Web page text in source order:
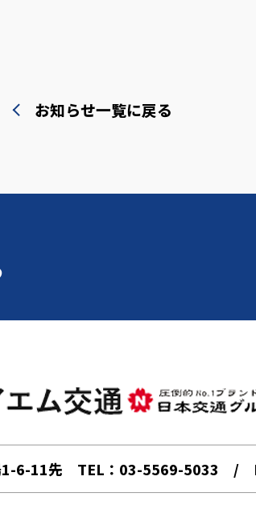
お知らせ一覧に戻る
1-6-11先 TEL：03-5569-5033 /